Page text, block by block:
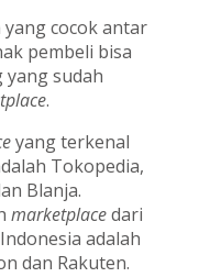
cocok antar
pembeli bisa
sudah
.
yang terkenal
Tokopedia,
Blanja.
marketplacedari
adalah
dan Rakuten.